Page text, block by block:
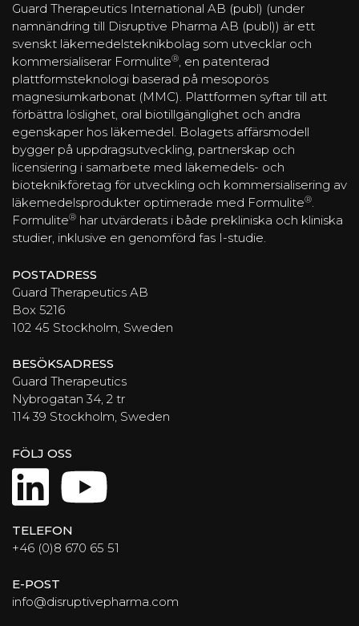
Guard Therapeutics International AB (publ) (under
namnändring till Disruptive Pharma AB (publ)) är ett
svenskt läkemedelsteknikbolag som utvecklar och
kommersialiserar Formulite®, en patenterad
plattformsteknologi baserad på mesoporös
magnesiumkarbonat (MMC). Plattformen syftar till att
förbättra löslighet, oral biotillgänglighet och andra
egenskaper hos läkemedel. Bolagets affärsmodell
bygger på uppdragsutveckling, partnerskap och
licensiering i samarbete med läkemedels- och
bioteknikföretag för utveckling och kommersialisering av
läkemedelsprodukter optimerade med Formulite®.
Formulite® har utvärderats i både prekliniska och kliniska
studier, inklusive en genomförd fas I-studie.
POSTADRESS
Guard Therapeutics AB
Box 5216
102 45 Stockholm, Sweden
BESÖKSADRESS
Guard Therapeutics
Nybrogatan 34, 2 tr
114 39 Stockholm, Sweden
FÖLJ OSS
LinkedIn
YouTube
TELEFON
+46 (0)8 670 65 51
E-POST
info@disruptivepharma.com